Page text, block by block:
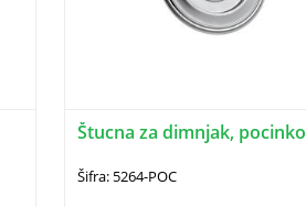
Štucna za dimnjak,
Šifra: 5264-POC